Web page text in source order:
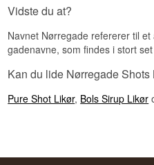
Vidste du at?
Navnet Nørregade refererer til
gadenavne, som findes i stort
Kan du lide Nørregade
Pure Shot Likør, Bols Sirup Likør